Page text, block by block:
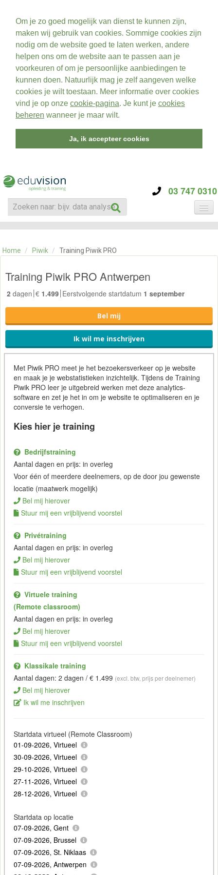
Om je zo goed mogelijk van dienst te kunnen zijn,
maken wij gebruik van cookies. Sommige cookies zijn
nodig om de website goed te laten werken, andere
helpen ons om de website aan te passen aan je
voorkeuren of om je persoonlijke aanbiedingen te
kunnen doen. Natuurlijk mag je zelf aangeven welke
cookies je wilt toestaan. Meer informatie over cookies
vind je op onze cookie-pagina. Je kunt je cookies
beheren wanneer je maar wilt.
Ja, ik accepteer cookies
03 747 0310
CATEGORIE
OVER ONS
SKILLS ALCHEMIST
Home / Piwik / Training Piwik PRO
Training Piwik PRO Antwerpen
2 dagen € 1.499 Eerstvolgende startdatum 1 september
Bel mij
Ik wil me inschrijven
Met PiwikPRO meet je het bezoekersverkeer op je website
en maak je je webstatistieken inzichtelijk. Tijdens de Training
Piwik PRO leer je uitgebreid werken met deze analytics-
software en zet je het in om je website te optimaliseren en je
conversie te verhogen.
Kies hier je training
Bedrijfstraining
Aantal dagen en prijs: in overleg
Voor één of meerdere deelnemers, op de door jou gewenste
locatie (maatwerk mogelijk)
Bel mij hierover
Stuur mij een vrijblijvend voorstel
Privétraining
Aantal dagen en prijs: in overleg
Bel mij hierover
Stuur mij een vrijblijvend voorstel
Virtuele training
(Remote classroom)
Aantal dagen en prijs: in overleg
Bel mij hierover
Stuur mij een vrijblijvend voorstel
Klassikale training
Aantal dagen: 2 dagen / € 1.499 (excl. btw, prijs per deelnemer)
Bel mij hierover
Ik wil me inschrijven
Startdata virtueel (Remote Classroom)
01-09-2026, Virtueel
30-09-2026, Virtueel
29-10-2026, Virtueel
27-11-2026, Virtueel
28-12-2026, Virtueel
Startdata op locatie
07-09-2026, Gent
07-09-2026, Brussel
07-09-2026, St. Niklaas
07-09-2026, Antwerpen